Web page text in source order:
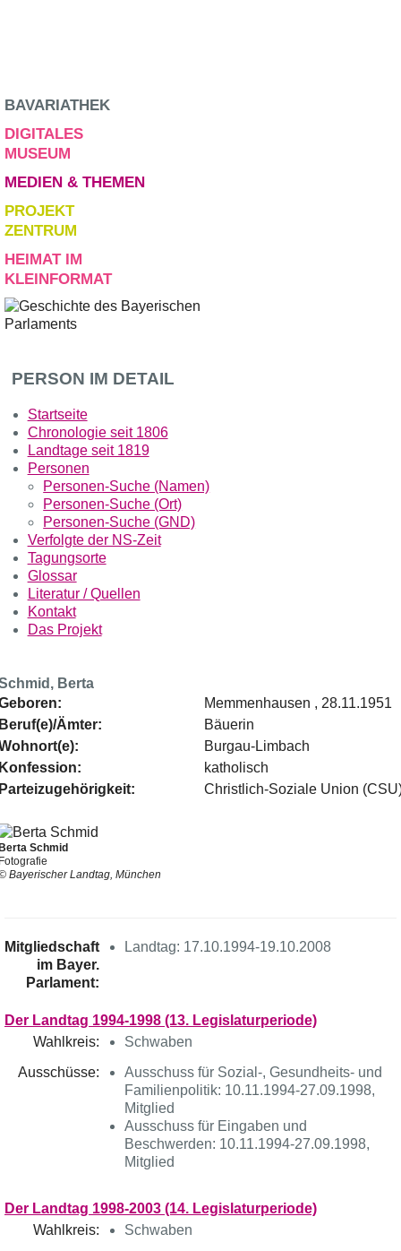
BAVARIATHEK
DIGITALES
MUSEUM
MEDIEN & THEMEN
PROJEKT
ZENTRUM
HEIMAT IM
KLEINFORMAT
PERSON IM DETAIL
Startseite
Chronologie seit 1806
Landtage seit 1819
Personen
Personen-Suche (Namen)
Personen-Suche (Ort)
Personen-Suche (GND)
Verfolgte der NS-Zeit
Tagungsorte
Glossar
Literatur / Quellen
Kontakt
Das Projekt
Berta
Memmenhausen , 28.11.1951
Ämter:
Bäuerin
Burgau-Limbach
katholisch
Christlich-Soziale Union
Schmid
Bayerischer Landtag, München
Mitgliedschaft
im Bayer.
Parlament:
Landtag: 17.10.1994-19.10.2008
Der Landtag 1994-1998 (13. Legislaturperiode)
Wahlkreis:
Schwaben
Ausschüsse:
Ausschuss für Sozial-, Gesundheits- und
Familienpolitik: 10.11.1994-27.09.1998,
Mitglied
Ausschuss für Eingaben und
Beschwerden: 10.11.1994-27.09.1998,
Mitglied
Der Landtag 1998-2003 (14. Legislaturperiode)
Wahlkreis:
Schwaben